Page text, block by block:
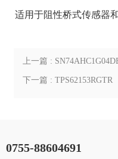
适用于阻性桥式传感器
上一篇 :
下一篇 : ​TPS62153RGTR
0755-88604691